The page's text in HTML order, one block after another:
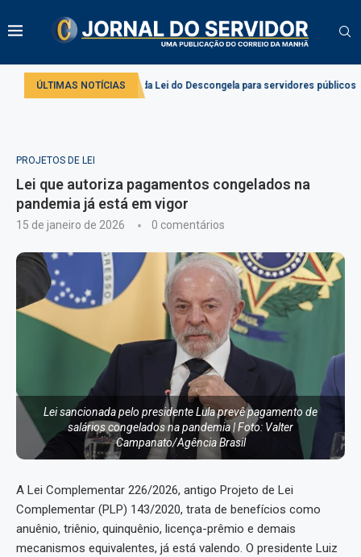
ÚLTIMAS NOTÍCIAS
da Lei do Descongela para servidores públicos Projeto cria
PROJETOS DE LEI
Lei que autoriza pagamentos congelados na
pandemia já está em vigor
15 de janeiro de 2026 0 comentários
Lei sancionada pelo presidente Lula prevê pagamento de
salários congelados na pandemia | Foto: Valter
Campanato/Agência Brasil
A Lei Complementar 226/2026, antigo Projeto de Lei
Complementar (PLP) 143/2020, trata de benefícios como
anuênio, triênio, quinquênio, licença-prêmio e demais
mecanismos equivalentes, já está valendo. O presidente Luiz